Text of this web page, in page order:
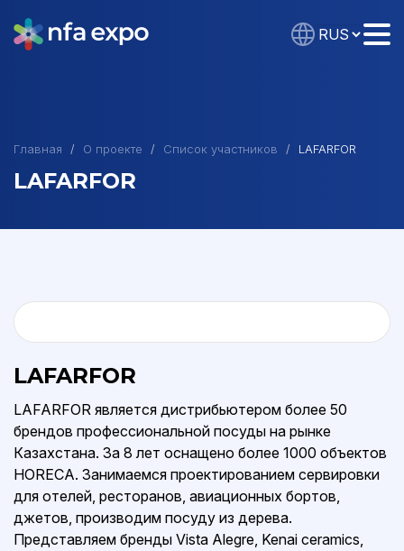
Главная О проекте Список участников LAFARFOR
LAFARFOR
LAFARFOR
LAFARFOR является дистрибьютером более 50
брендов профессиональной посуды на рынке
Казахстана. За 8 лет оснащено более 1000 объектов
HORECA. Занимаемся проектированием сервировки
для отелей, ресторанов, авиационных бортов,
джетов, производим посуду из дерева.
Представляем бренды Vista Alegre, Kenai ceramics,